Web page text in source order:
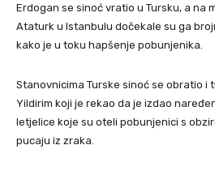
Erdogan se sinoć vratio u Tursku, a na
Ataturk u Istanbulu dočekale su ga
kako je u toku hapšenje pobunjenika.
Stanovnicima Turske sinoć se obratio i
Yildirim koji je rekao da je izdao
letjelice koje su oteli pobunjenici s
pucaju iz zraka.